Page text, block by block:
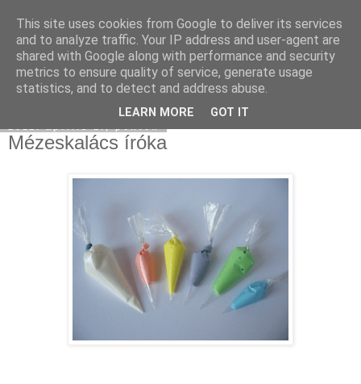
Moha Konyha
Mézeskalács íróka
This site uses cookies from Google to deliver its services
and to analyze traffic. Your IP address and user-agent are
shared with Google along with performance and security
metrics to ensure quality of service, generate usage
statistics, and to detect and address abuse.
LEARN MORE GOT IT